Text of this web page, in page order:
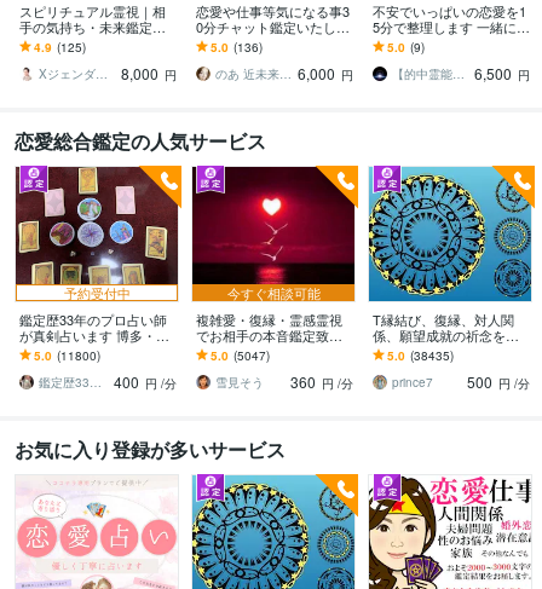
スピリチュアル霊視｜相
手の気持ち・未来鑑定し
ます 複雑愛・復縁・仕
事・人間関係のお悩み✏️
にも対応します
4.9 (125)
Xジェンダー 鑑定士 マサト
8,000 円
恋愛や仕事等気になる事3
0分チャット鑑定いたしま
す ちょこっと聞きたい時
や、電話が出来ない時に
どうぞ
5.0 (136)
のあ 近未来鑑定師 TR OR LE 6,000 円
不安でいっぱいの恋愛を1
5分で整理します 一緒に整
理していきますね☆不倫/
復縁/透視/復縁/恋愛系
5.0 (9)
【的中霊能者】☆Pito
6,500 円
恋愛総合鑑定の人気サービス
予約受付中
鑑定歴33年のプロ占い師
が真剣占います 博多・廓
屋の純血統占い祈願師
雷鳥
5.0 (11800)
鑑定歴33年のプロ占い師 雷鳥
400 円 /分
今すぐ相談可能
複雑愛・復縁・霊感霊視
でお相手の本音鑑定致し
ます 降りて来た言葉をそ
のままお伝えします。
5.0 (5047)
雪見そう
360 円 /分
T縁結び、復縁、対人関
係、願望成就の祈念を承
ります 対象者の思いと状
況、対象者との対話、祈
念
5.0 (38435)
prince7
500 円 /分
お気に入り登録が多いサービス